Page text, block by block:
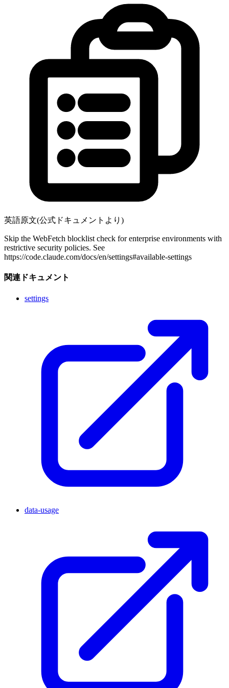
英語原文(公式ドキュメントより)
Skip the WebFetch blocklist check for enterprise environments with
restrictive security policies. See
https://code.claude.com/docs/en/settings#available-settings
関連ドキュメント
settings
data-usage